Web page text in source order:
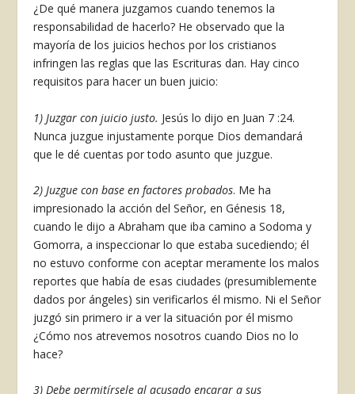
¿De qué manera juzgamos cuando tenemos la
responsabilidad de hacerlo? He observado que la
mayoría de los juicios hechos por los cristianos
infringen las reglas que las Escrituras dan. Hay cinco
requisitos para hacer un buen juicio:
1) Juzgar con juicio justo. Jesús lo dijo en Juan 7 :24.
Nunca juzgue injustamente porque Dios demandará
que le dé cuentas por todo asun­to que juzgue.
2) Juzgue con base en factores probados. Me ha
impresionado la acción del Señor, en Génesis 18,
cuando le dijo a Abraham que iba camino a Sodoma y
Gomorra, a inspeccionar lo que estaba sucediendo; él
no estuvo conforme con aceptar meramente los malos
reportes que había de esas ciudades (presumiblemente
dados por ángeles) sin verificarlos él mismo. Ni el Señor
juzgó sin primero ir a ver la situación por él mismo
¿Cómo nos atrevemos nosotros cuando Dios no lo
hace?
3) Debe permitírsele al acusado encarar a sus